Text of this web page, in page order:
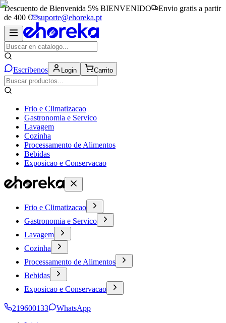
Descuento de Bienvenida 5% BIENVENIDO
Envio gratis a partir
de 400 €
suporte@ehoreka.pt
Escribenos Login Carrito
Frio e Climatizacao
Gastronomia e Servico
Lavagem
Cozinha
Processamento de Alimentos
Bebidas
Exposicao e Conservacao
Frio e Climatizacao
Gastronomia e Servico
Lavagem
Cozinha
Processamento de Alimentos
Bebidas
Exposicao e Conservacao
219600133
WhatsApp